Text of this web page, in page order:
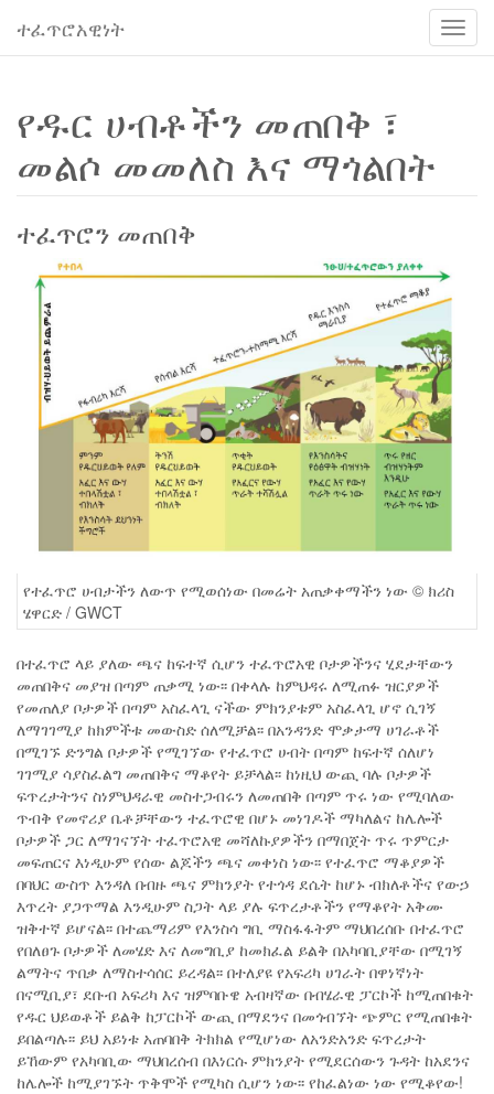
አሰሳ
ቀይር
ተፈጥሮአዊነት
የዱር ሀብቶችን መጠበቅ ፣
መልሶ መመለስ እና ማጎልበት
ተፈጥሮን መጠበቅ
የተፈጥሮ ሀብታችን ለውጥ የሚወሰነው በመሬት አጠቃቀማችን ነው © ክሪስ
ሄዋርድ / GWCT
በተፈጥሮ ላይ ያለው ጫና ከፍተኛ ሲሆን ተፈጥሮአዊ ቦታዎችንና ሂደታቸውን
መጠበቅና መያዝ በጣም ጠቃሚ ነው፡፡ በቀላሉ ከምህዳሩ ለሚጠፉ ዝርያዎች
የመጠለያ ቦታዎች በጣም አስፈላጊ ናችው ምክንያቱም አስፈላጊ ሆኖ ሲገኝ
ለማገገሚያ ከክምችቱ መውስድ ሰለሚቻል፡፡ በአንዳንድ ሞቃታማ ሀገራቶች
በሚገኙ ድንግል ቦታዎች የሚገኘው የተፈጥሮ ሀብት በጣም ከፍተኛ ሰለሆነ
ገገሚያ ሳያስፈልግ መጠበቅና ማቆየት ይቻላል፡፡ ከነዚህ ውጪ ባሉ ቦታዎች
ፍጥረታትንና ስነምህዳራዊ መስተጋብሩን ለመጠበቅ በጣም ጥሩ ነው የሚባለው
ጥብቅ የመኖሪያ ቤቶቻቸውን ተፈጥሮዊ በሆኑ መነገዶች ማካለልና ከሌሎች
ቦታዎች ጋር ለማገናኘት ተፈጥሮአዊ መሻለኩያዎችን በማበጀት ጥሩ ጥምርታ
መፍጠርና እነዲሁም የሰው ልጆችን ጫና መቀነስ ነው፡፡ የተፈጥሮ ማቆያዎች
በባህር ውስጥ እንዳለ በብዙ ጫና ምክንያት የተጎዳ ደሴት ከሆኑ ብክለቶችና የውኃ
እጥረት ያጋጥማል እንዲሁም ስጋት ላይ ያሉ ፍጥረታቶችን የማቆየት አቅሙ
ዝቅተኛ ይሆናል፡፡ በተጨማሪም የእንስሳ ግቢ ማስፋፋትም ማህበረሰቡ በተፈጥሮ
የበለፀጉ ቦታዎች ለመሄድ እና ለመግቢያ ከመክፈል ይልቅ በአካባቢያቸው በሚገኝ
ልማትና ጥበቃ ለማስተሳሰር ይረዳል፡፡ በተለያዩ የአፍሪካ ሀገራት በዋነኛነት
በናሚቢያ፣ ደቡብ አፍሪካ እና ዝምባቡዌ አብዛኛው በብሄራዊ ፓርኮች ከሚጠበቁት
የዱር ህይወቶች ይልቅ ከፓርኮች ውጪ በማደንና በመጎብኘት ጭምር የሚጠበቁት
ይበልጣሉ፡፡ ይህ አይነቱ አጠባበቅ ትክክል የሚሆነው ለአንድአንድ ፍጥረታት
ይኸውም የአካባቢው ማህበረሰብ በእነርሱ ምክንያት የሚደርሰውን ጉዳት ከአደንና
ከሌሎች ከሚያገኙት ጥቅሞች የሚካስ ሲሆን ነው፡፡ የከፈልነው ነው የሚቆየው!